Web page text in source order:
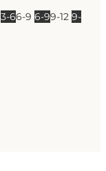
3-66-9 6-99-12 9-